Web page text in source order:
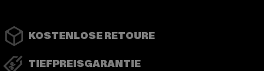
KOSTENLOSE RETOURE
TIEFPREISGARANTIE